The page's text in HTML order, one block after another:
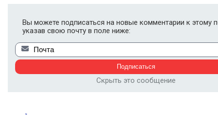
Вы можете подписаться на новые комментарии к этому
указав свою почту в поле ниже:
Скрыть это сообщение